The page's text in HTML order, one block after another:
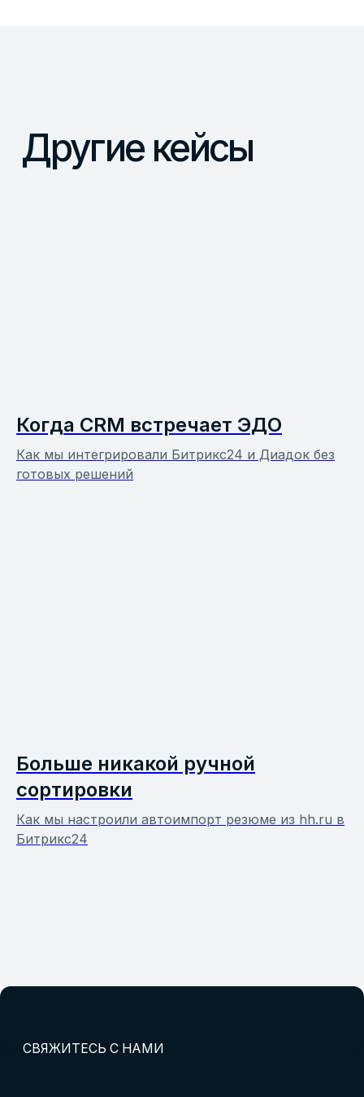
Когда CRM встречает ЭДО
Как мы интегрировали Битрикс24 и Диадок без
готовых решений
Больше никакой ручной
сортировки
Как мы настроили автоимпорт резюме из hh.ru в
Битрикс24